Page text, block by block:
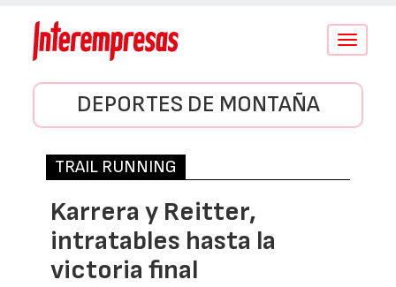
Conmutar
DEPORTES DE MONTAÑA
TRAIL RUNNING
Karrera y Reitter,
intratables hasta la
victoria final